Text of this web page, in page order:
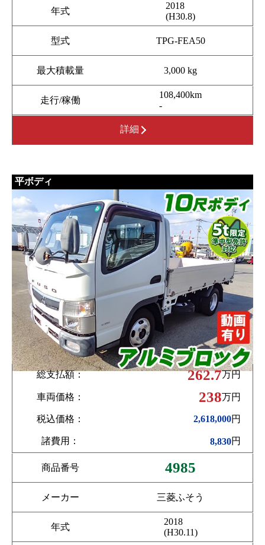
年式
2018
(H30.8)
型式 TPG-FEA50
最大積載量 3,000 kg
走行/稼働
108,400km
-
詳細
平ボディ
総支払額： 262.7万円
車両価格： 238万円
税込価格： 2,618,000円
諸費用： 8,830円
商品番号 4985
メーカー 三菱ふそう
年式
2018
(H30.11)